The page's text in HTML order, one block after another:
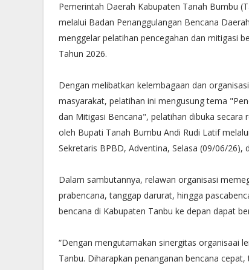
Pemerintah Daerah Kabupaten Tanah Bumbu
melalui Badan Penanggulangan Bencana
menggelar pelatihan pencegahan dan mitigasi
Tahun 2026.
Dengan melibatkan kelembagaan dan organisasi
masyarakat, pelatihan ini mengusung tema
dan Mitigasi Bencana", pelatihan dibuka secara
oleh Bupati Tanah Bumbu Andi Rudi Latif melalui
Sekretaris BPBD, Adventina, Selasa (09/06/26),
Dalam sambutannya, relawan organisasi
prabencana, tanggap darurat, hingga
bencana di Kabupaten Tanbu ke depan dapat
“Dengan mengutamakan sinergitas organisaai
Tanbu. Diharapkan penanganan bencana